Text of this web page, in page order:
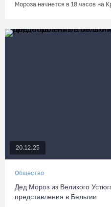
Мороза начнется в 18 часов на
20.12.25
Общество
Дед Мороз из Великого
представления в Бельгии